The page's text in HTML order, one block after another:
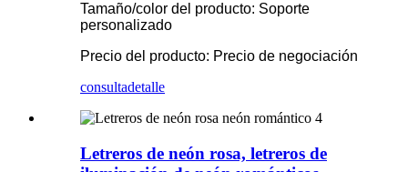
Tamaño/color del producto: Soporte
personalizado
Precio del producto: Precio de negociación
consultadetalle
Letreros de neón rosa, letreros de